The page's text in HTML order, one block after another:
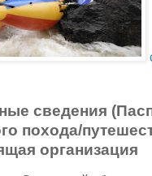
сведения
похода/
организация